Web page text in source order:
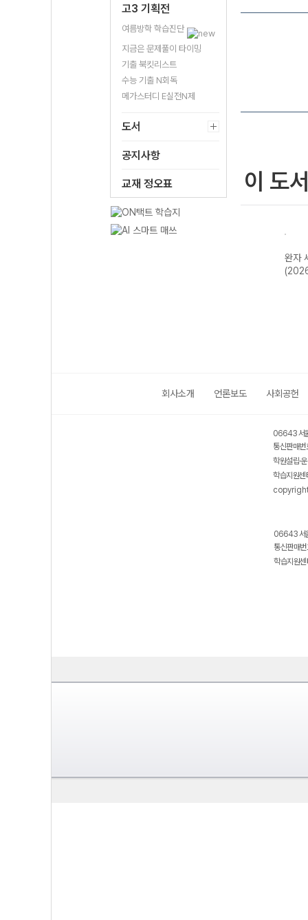
고3 기획전
여름방학 학습진단
지금은 문제풀이 타이밍
기출 북킷리스트
수능 기출 N회독
메가스터디 E실전N제
도서
공지사항
교재 정오표 이 도
완자
회사소개 언론보도 사회공헌
06643 서
통신판매
학원설립·
학습지원
06643 서
통신판매
학습지원